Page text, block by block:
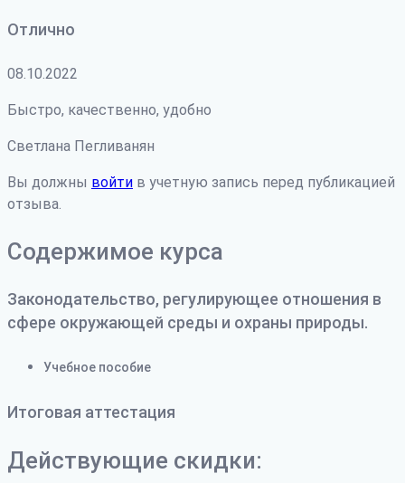
Отлично
08.10.2022
Быстро, качественно, удобно
Светлана Пегливанян
Вы должны войти в учетную запись перед публикацией
отзыва.
Содержимое курса
Законодательство, регулирующее отношения в
сфере окружающей среды и охраны природы.
Учебное пособие
Итоговая аттестация
Действующие скидки: